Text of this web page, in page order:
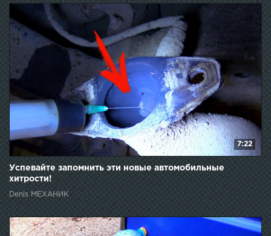
7:22
Успевайте запомнить эти новые автомобильные
хитрости!
Denis МЕХАНИК